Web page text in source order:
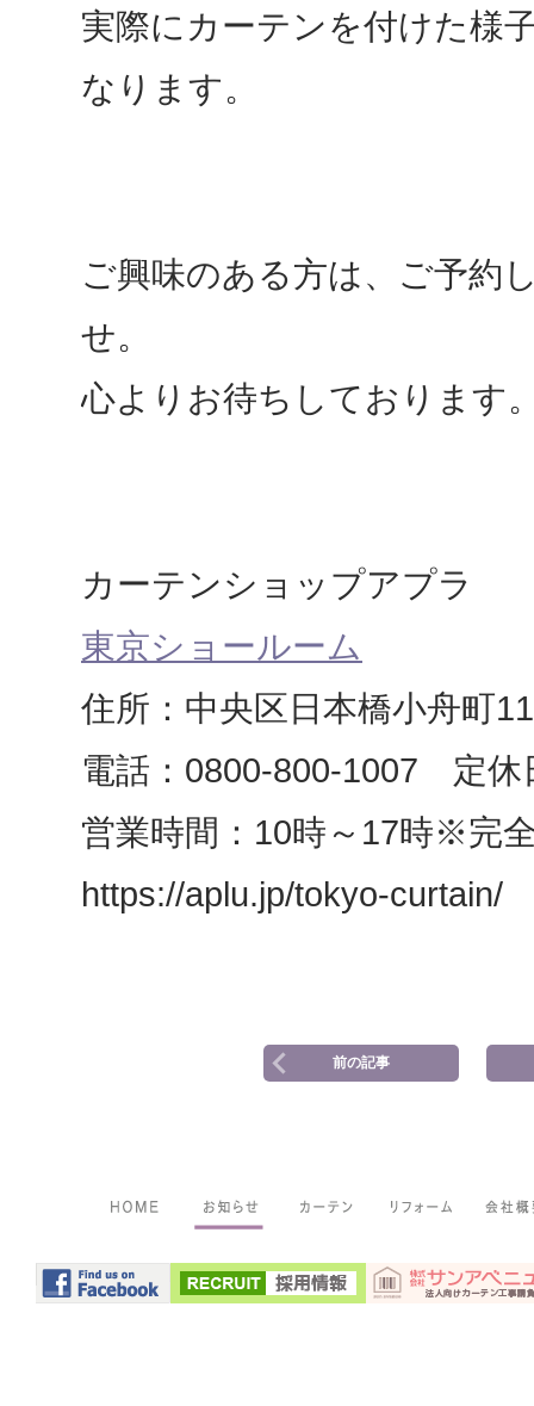
実際にカーテンを付けた様
なります。
ご興味のある方は、ご予約
せ。
心よりお待ちしております
カーテンショップアプラ
東京ショールーム
住所：中央区日本橋小舟町
電話：0800-800-1007 定休
営業時間：10時～17時※完
https://aplu.jp/tokyo-curtain/
前の記事